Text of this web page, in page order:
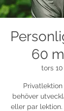
60
tors 10
behöver
eller par